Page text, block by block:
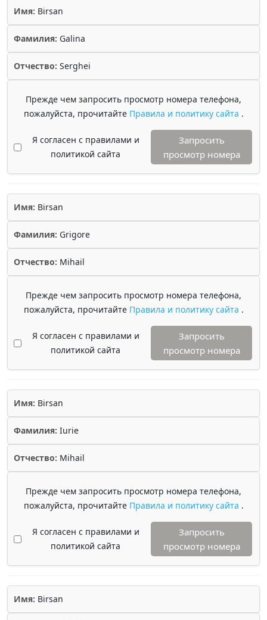
Имя: Birsan
Фамилия: Galina
Отчество: Serghei
Прежде чем запросить просмотр номера телефона,
пожалуйста, прочитайте Правила и политику сайта .
Я согласен с правилами и
политикой сайта
Запросить
просмотр номера
Имя: Birsan
Фамилия: Grigore
Отчество: Mihail
Прежде чем запросить просмотр номера телефона,
пожалуйста, прочитайте Правила и политику сайта .
Я согласен с правилами и
политикой сайта
Запросить
просмотр номера
Имя: Birsan
Фамилия: Iurie
Отчество: Mihail
Прежде чем запросить просмотр номера телефона,
пожалуйста, прочитайте Правила и политику сайта .
Я согласен с правилами и
политикой сайта
Запросить
просмотр номера
Имя: Birsan